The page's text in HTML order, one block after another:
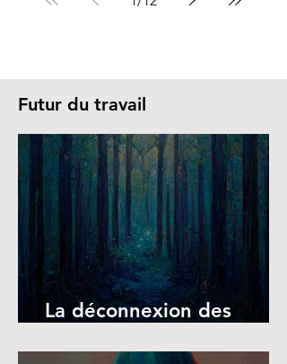
Futur du travail
La déconnexion des